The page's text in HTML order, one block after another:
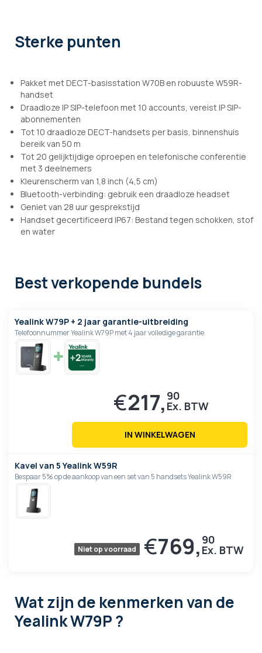
Sterke punten
Pakket met DECT-basisstation W70B en robuuste W59R-
handset
Draadloze IP SIP-telefoon met 10 accounts, vereist IP SIP-
abonnementen
Tot 10 draadloze DECT-handsets per basis, binnenshuis
bereik van 50 m
Tot 20 gelijktijdige oproepen en telefonische conferentie
met 3 deelnemers
Kleurenscherm van 1,8 inch (4,5 cm)
Bluetooth-verbinding: gebruik een draadloze headset
Geniet van 28 uur gesprekstijd
Handset gecertificeerd IP67: Bestand tegen schokken, stof
en water
Best verkopende bundels
Yealink W79P + 2 jaar garantie-uitbreiding
Telefoonnummer Yealink W79P met 4 jaar volledige garantie.
€217, 90
IN WINKELWAGEN
Kavel van 5 Yealink W59R
Bespaar 5% op de aankoop van een set van 5 handsets Yealink W59R
Niet op voorraad €769, 90
Wat zijn de kenmerkenvan de
Yealink W79P ?